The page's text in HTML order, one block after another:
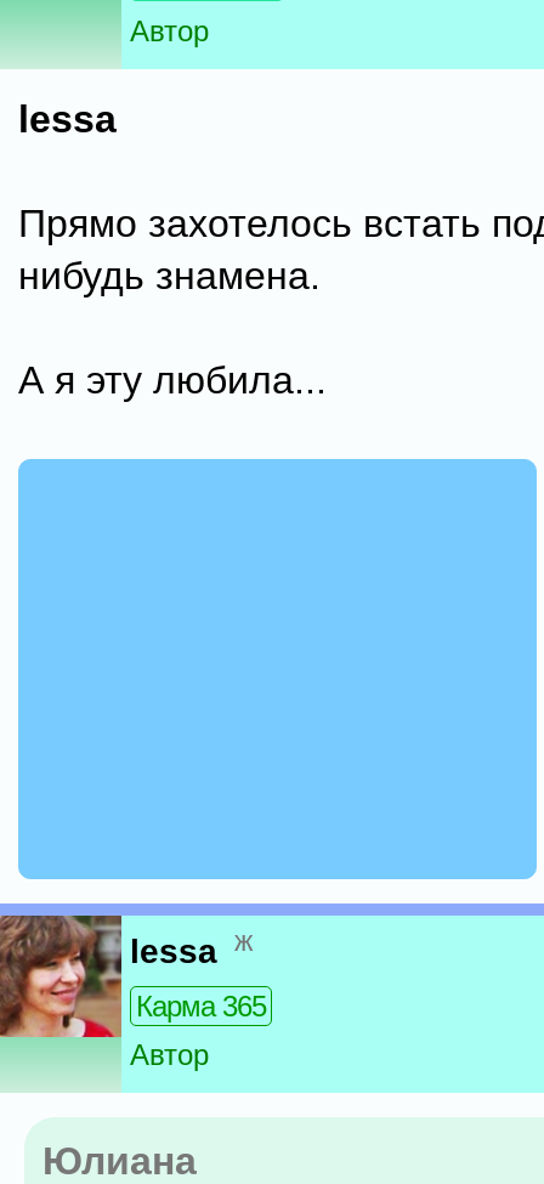
Автор
lessa
Прямо захотелось встать
нибудь знамена.
А я эту любила...
lessa ж
Карма 365
Автор
Юлиана